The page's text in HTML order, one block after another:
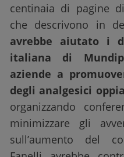
centinaia di pagine
che descrivono in
avrebbe aiutato i
italiana di
aziende a
degli analgesici
organizzando
minimizzare gli
sull’aumento del